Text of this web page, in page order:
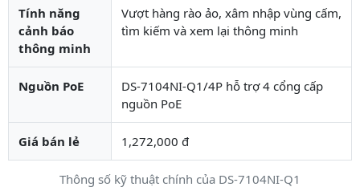
Thông số kỹ thuật chính của DS-7104NI-Q1
Tính năng
cảnh báo
thông minh
Vượt hàng rào ảo, xâm nhập vùng cấm,
tìm kiếm và xem lại thông minh
Nguồn PoE
DS-7104NI-Q1/4P hỗ trợ 4 cổng cấp
nguồn PoE
Giá bán lẻ 1,272,000 đ